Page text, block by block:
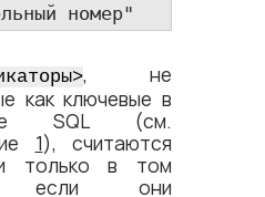
номер"
, не
как ключевые в
SQL (см.
1), считаются
только в том
если они